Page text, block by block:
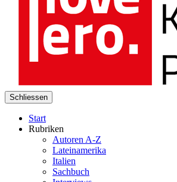
Schliessen
Start
Rubriken
Autoren A-Z
Lateinamerika
Italien
Sachbuch